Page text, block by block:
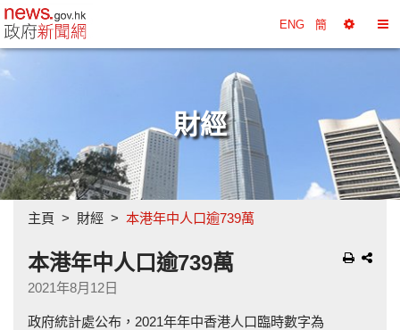
政府新聞網主頁 ENG 簡
擇
換
財經
主頁 財經 本港年中人口逾739萬
本港年中人口逾739萬
2021年8月12日
政府統計處公布，2021年年中香港人口臨時數字為